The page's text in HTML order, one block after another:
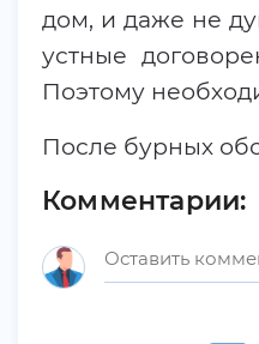
дом, и даже не
устные
Поэтому
После бурных
Комментарии: